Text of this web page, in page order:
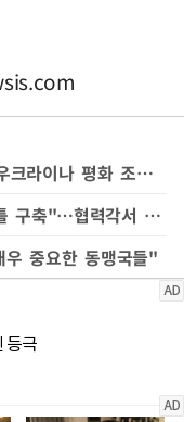
이 대통령, 나토 사무총장과 면담…"우크라이나 평화 조속히 회복"(종합2보)
한미일 "인태 지역 SMR 도입 협력 틀 구축"…협력각서 체결
중요한 동맹국들"